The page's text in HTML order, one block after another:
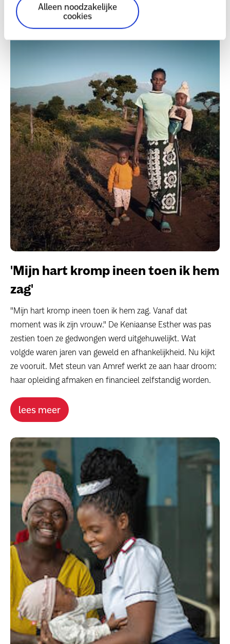
Alleen noodzakelijke
cookies
'Mijn hart kromp ineen toen ik hem
zag'
"Mijn hart kromp ineen toen ik hem zag. Vanaf dat
moment was ik zijn vrouw." De Keniaanse Esther was pas
zestien toen ze gedwongen werd uitgehuwelijkt. Wat
volgde waren jaren van geweld en afhankelijkheid. Nu kijkt
ze vooruit. Met steun van Amref werkt ze aan haar droom:
haar opleiding afmaken en financieel zelfstandig worden.
lees meer